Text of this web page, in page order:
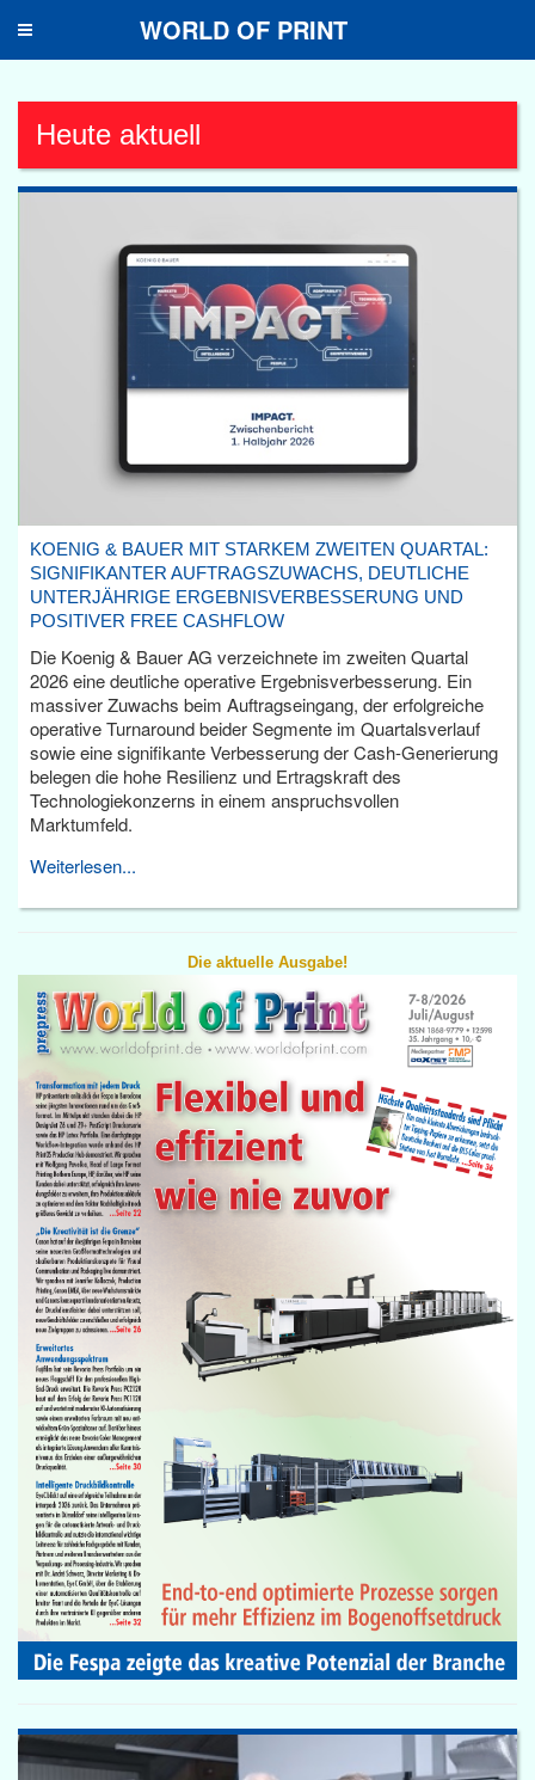
Toggle
WORLD OF PRINT
Heute aktuell
KOENIG & BAUER MIT STARKEM ZWEITEN QUARTAL:
SIGNIFIKANTER AUFTRAGSZUWACHS, DEUTLICHE
UNTERJÄHRIGE ERGEBNISVERBESSERUNG UND
POSITIVER FREE CASHFLOW
Die Koenig & Bauer AG verzeichnete im zweiten Quartal
2026 eine deutliche operative Ergebnisverbesserung. Ein
massiver Zuwachs beim Auftragseingang, der erfolgreiche
operative Turnaround beider Segmente im Quartalsverlauf
sowie eine signifikante Verbesserung der Cash-Generierung
belegen die hohe Resilienz und Ertragskraft des
Technologiekonzerns in einem anspruchsvollen
Marktumfeld.
Weiterlesen...
Die aktuelle Ausgabe!